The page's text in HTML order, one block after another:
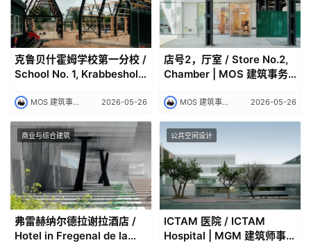
克鲁贝什霍姆学校第一分校 /
School No. 1, Krabbesholm
MOS 建筑事务所｜MOS 2026-05-26
店号2，厅室 / Store No.2,
Chamber | MOS 建筑事务
MOS 建筑事务所｜MOS 2026-05-26
商业与综合建筑
弗雷赫纳尔德拉谢拉酒店 /
Hotel in Fregenal de la
公共空间设计
ICTAM 医院 / ICTAM
Hospital | MGM 建筑师事务